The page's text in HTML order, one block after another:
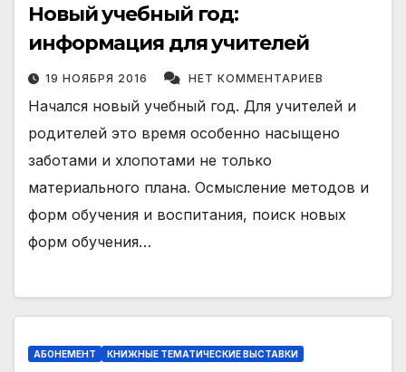
Новый учебный год:
информация для учителей
19 НОЯБРЯ 2016 НЕТ КОММЕНТАРИЕВ
Начался новый учебный год. Для учителей и
родителей это время особенно насыщено
заботами и хлопотами не только
материального плана. Осмысление методов и
форм обучения и воспитания, поиск новых
форм обучения…
АБОНЕМЕНТ КНИЖНЫЕ ТЕМАТИЧЕСКИЕ ВЫСТАВКИ